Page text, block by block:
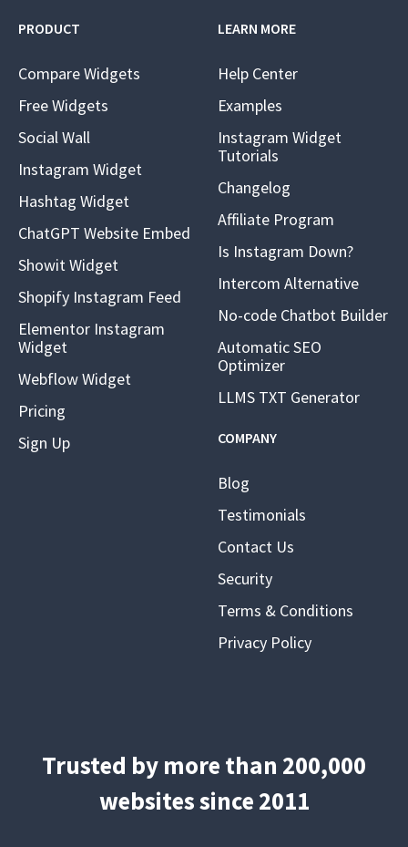
PRODUCT
Compare Widgets
Free Widgets
Social Wall
Instagram Widget
Hashtag Widget
ChatGPT Website Embed
Showit Widget
Shopify Instagram Feed
Elementor Instagram
Widget
Webflow Widget
Pricing
Sign Up
LEARN MORE
Help Center
Examples
Instagram Widget
Tutorials
Changelog
Affiliate Program
Is Instagram Down?
Intercom Alternative
No-code Chatbot Builder
Automatic SEO
Optimizer
LLMS TXT Generator
COMPANY
Blog
Testimonials
Contact Us
Security
Terms & Conditions
Privacy Policy
Trusted by more than 200,000
websites since 2011